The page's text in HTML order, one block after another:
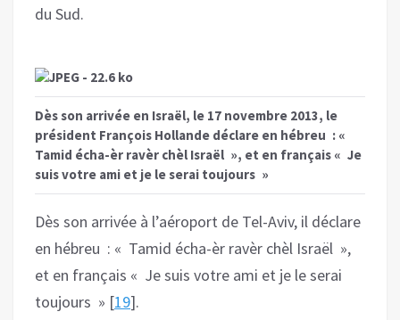
du Sud.
Dès son arrivée en Israël, le 17 novembre 2013, le
président François Hollande déclare en hébreu : «
Tamid écha-èr ravèr chèl Israël », et en français « Je
suis votre ami et je le serai toujours »
Dès son arrivée à l’aéroport de Tel-Aviv, il déclare
en hébreu : « Tamid écha-èr ravèr chèl Israël »,
et en français « Je suis votre ami et je le serai
toujours » [19].